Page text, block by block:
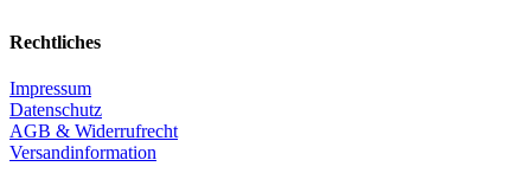
Rechtliches
Impressum
Datenschutz
AGB & Widerrufrecht
Versandinformation